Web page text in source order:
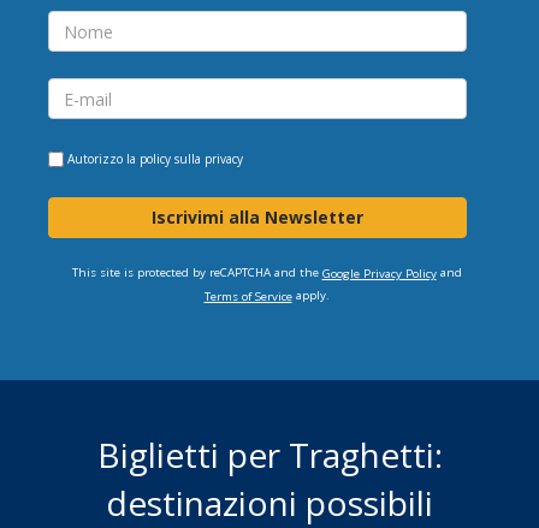
Autorizzo la policy sulla privacy
Iscrivimi alla Newsletter
This site is protected by reCAPTCHA and the Google Privacy Policyand
Terms of Serviceapply.
Biglietti per Traghetti:
destinazioni possibili